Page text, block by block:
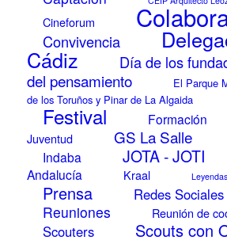
Cineforum
Convivencia
Cádiz Día de los
del pensamiento
El Parque
de los Toruños y Pinar de La Algaida
Festival Formación
Juventud
GS La Salle
Indaba JOTA - JOTI
Andalucía
Kraal Leyendas
Prensa Redes Sociales
Reuniones Reunión de
Scouters Scouts con